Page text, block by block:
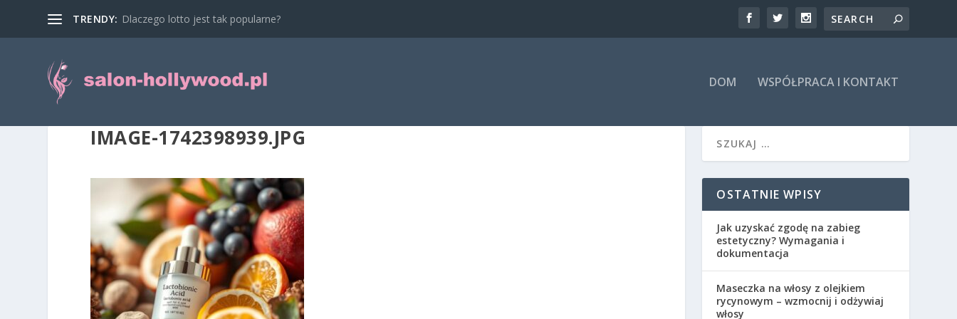
TRENDY: Dlaczego lotto jest tak popularne?
DOM WSPÓŁPRACA I KONTAKT
IMAGE-1742398939.JPG
OSTATNIE WPISY
Jak uzyskać zgodę na zabieg
estetyczny? Wymagania i
dokumentacja
Maseczka na włosy z olejkiem
rycynowym – wzmocnij i odżywiaj
włosy